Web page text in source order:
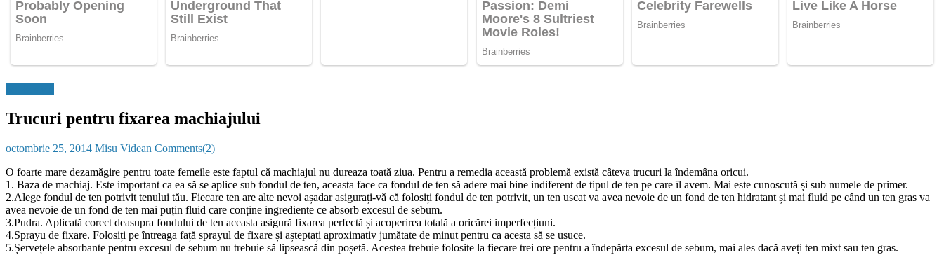
Trucuri pentru fixarea machiajului
Posted
octombrie 25, 2014 Author
Misu Videan Comments(2)
O foarte mare dezamăgire pentru toate femeile este faptul că machiajul nu dureaza toată ziua. Pentru a remedia această problemă există cȃteva trucuri la ȋndemȃna oricui.
1. Baza de machiaj. Este important ca ea să se aplice sub fondul de ten, aceasta face ca fondul de ten să adere mai bine indiferent de tipul de ten pe care ȋl avem. Mai este cunoscută și sub numele de primer.
2.Alege fondul de ten potrivit tenului tău. Fiecare ten are alte nevoi așadar asigurați-vă că folosiți fondul de ten potrivit, un ten uscat va avea nevoie de un fond de ten hidratant și mai fluid pe cȃnd un ten gras va
avea nevoie de un fond de ten mai puțin fluid care conține ingrediente ce absorb excesul de sebum.
3.Pudra. Aplicată corect deasupra fondului de ten aceasta asigură fixarea perfectă și acoperirea totală a oricărei imperfecțiuni.
4.Sprayu de fixare. Folosiți pe ȋntreaga față sprayul de fixare și așteptați aproximativ jumătate de minut pentru ca acesta să se usuce.
5.Șervețele absorbante pentru excesul de sebum nu trebuie să lipsească din poșetă. Acestea trebuie folosite la fiecare trei ore pentru a ȋndepărta excesul de sebum, mai ales dacă aveți ten mixt sau ten gras.